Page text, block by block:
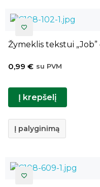
Žymeklis tekstui
0,99 € su PVM
Į krepšelį
Į palyginimą